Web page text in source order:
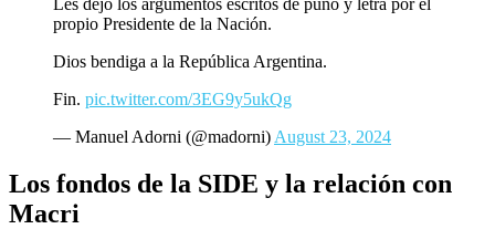
propio Presidente de la Nación.
Dios bendiga a la República Argentina.
Fin. pic.twitter.com/3EG9y5ukQg
— Manuel Adorni (@madorni) August 23, 2024
Los fondos de la SIDE y la relación con
Macri